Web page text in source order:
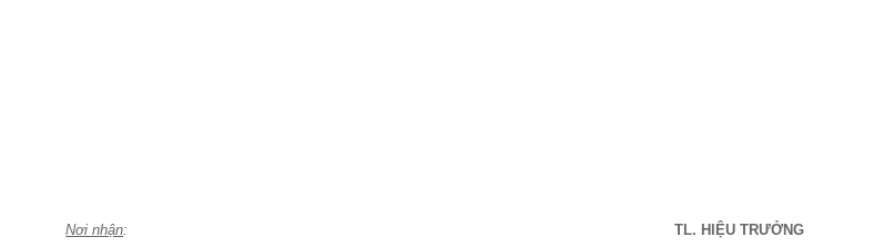
Nơi nhận: TL. HIỆU TRƯỞNG